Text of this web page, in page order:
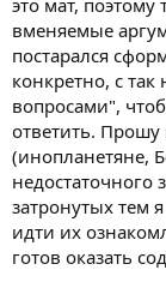
это мат,
вменяемые
постарался
конкретно, с
вопросами",
ответить. Прошу
(инопланетяне,
затронутых тем
идти их
готов оказать